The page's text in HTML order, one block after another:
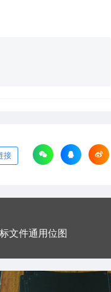
接
文件通用位图